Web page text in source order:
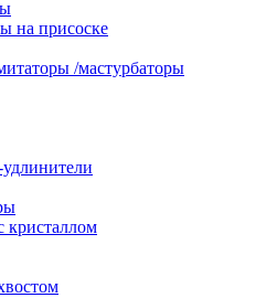
на присоске
/мастурбаторы
удлинители
кристаллом